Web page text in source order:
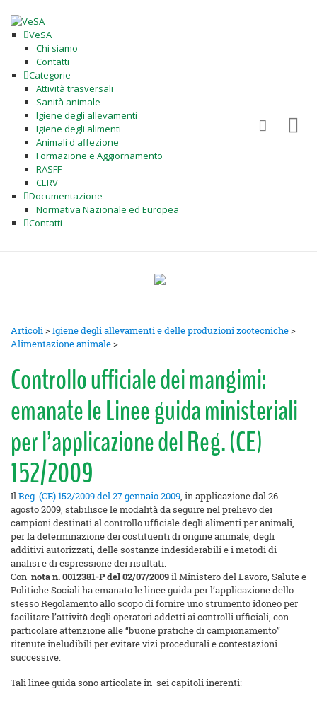
VeSA
Chi siamo
Contatti
Categorie
Attività trasversali
Sanità animale
Igiene degli allevamenti
Igiene degli alimenti
Animali d'affezione
Formazione e Aggiornamento
RASFF
CERV
Documentazione
Normativa Nazionale ed Europea
Contatti
Articoli>Igiene degli allevamenti e delle produzioni zootecniche>
Alimentazione animale>
Controllo ufficiale dei mangimi:
emanate le Linee guida ministeriali
per l’applicazione del Reg. (CE)
152/2009
IlReg. (CE) 152/2009 del 27 gennaio 2009, in applicazione dal 26
agosto 2009, stabilisce le modalità da seguire nel prelievo dei
campioni destinati al controllo ufficiale degli alimenti per animali,
per la determinazione dei costituenti di origine animale, degli
additivi autorizzati, delle sostanze indesiderabili e i metodi di
analisi e di espressione dei risultati.
Con nota n. 0012381-P del 02/07/2009il Ministero del Lavoro, Salute e
Politiche Sociali ha emanato le linee guida per l’applicazione dello
stesso Regolamento allo scopo di fornire uno strumento idoneo per
facilitare l’attività degli operatori addetti ai controlli ufficiali, con
particolare attenzione alle “buone pratiche di campionamento”
ritenute ineludibili per evitare vizi procedurali e contestazioni
successive.
Tali linee guida sono articolate in sei capitoli inerenti: